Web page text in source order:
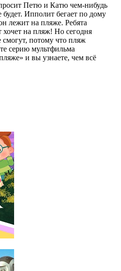
Петю и Катю чем-нибудь
будет. Ипполит бегает по дому
лежит на пляже. Ребята
на пляж! Но сегодня
потому что пляж
серию мультфильма
и вы узнаете, чем всё